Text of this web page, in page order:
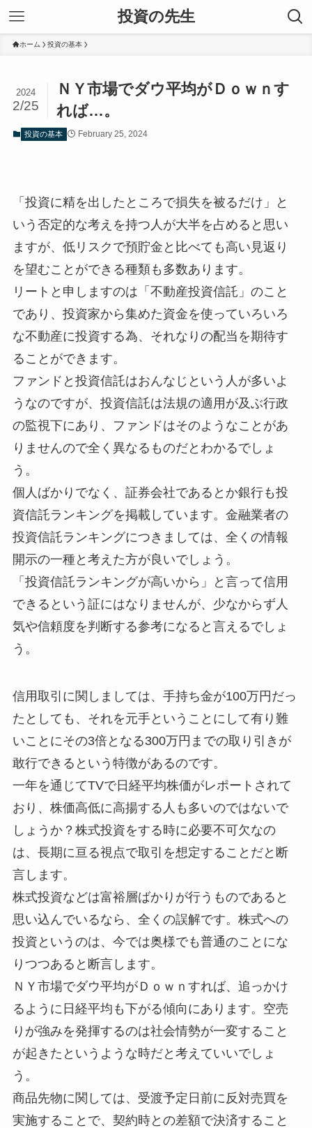
投資の先生
ホーム 投資の基本
ＮＹ市場でダウ平均がＤｏｗｎす
れば…。
2024
2/25
投資の基本 February 25, 2024
「投資に精を出したところで損失を被るだけ」と
いう否定的な考えを持つ人が大半を占めると思い
ますが、低リスクで預貯金と比べても高い見返り
を望むことができる種類も多数あります。
リートと申しますのは「不動産投資信託」のこと
であり、投資家から集めた資金を使っていろいろ
な不動産に投資する為、それなりの配当を期待す
ることができます。
ファンドと投資信託はおんなじという人が多いよ
うなのですが、投資信託は法規の適用が及ぶ行政
の監視下にあり、ファンドはそのようなことがあ
りませんので全く異なるものだとわかるでしょ
う。
個人ばかりでなく、証券会社であるとか銀行も投
資信託ランキングを掲載しています。金融業者の
投資信託ランキングにつきましては、全くの情報
開示の一種と考えた方が良いでしょう。
「投資信託ランキングが高いから」と言って信用
できるという証にはなりませんが、少なからず人
気や信頼度を判断する参考になると言えるでしょ
う。
信用取引に関しましては、手持ち金が100万円だっ
たとしても、それを元手ということにして有り難
いことにその3倍となる300万円までの取り引きが
敢行できるという特徴があるのです。
一年を通じてTVで日経平均株価がレポートされて
おり、株価高低に高揚する人も多いのではないで
しょうか？株式投資をする時に必要不可欠なの
は、長期に亘る視点で取引を想定することだと断
言します。
株式投資などは富裕層ばかりが行うものであると
思い込んでいるなら、全くの誤解です。株式への
投資というのは、今では奥様でも普通のことにな
りつつあると断言します。
ＮＹ市場でダウ平均がＤｏｗｎすれば、追っかけ
るように日経平均も下がる傾向にあります。空売
りが強みを発揮するのは社会情勢が一変すること
が起きたというような時だと考えていいでしょ
う。
商品先物に関しては、受渡予定日前に反対売買を
実施することで、契約時との差額で決済すること